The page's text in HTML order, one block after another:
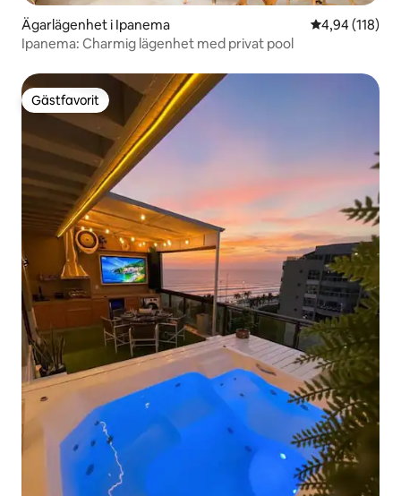
Ägarlägenhet i Ipanema 4,94 av 5 i
4,94 (118)
Ipanema: Charmig lägenhet med privat pool
Gästfavorit
Gästfavorit